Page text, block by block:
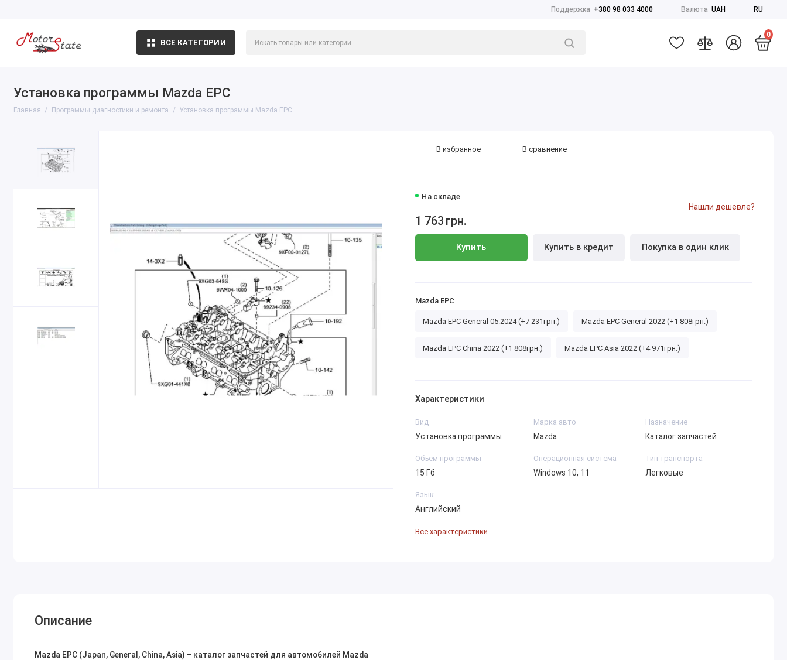
Поддержка +380 98 033 4000 Валюта UAH RU
ВСЕ КАТЕГОРИИ
0
Установка программы Mazda EPC
Главная Программы диагностики и ремонта Установка программы Mazda EPC
На складе
1 763 грн.
Купить Купить в кредит Покупка в один клик
Нашли дешевле?
В избранное В сравнение
Mazda EPC
Mazda EPC General 05.2024 (+7 231грн.) Mazda EPC General 2022 (+1 808грн.)
Mazda EPC China 2022 (+1 808грн.) Mazda EPC Asia 2022 (+4 971грн.)
Характеристики
Вид
Установка программы
Марка авто
Mazda
Назначение
Каталог запчастей
Объем программы
15 Гб
Операционная система
Windows 10, 11
Тип транспорта
Легковые
Язык
Английский
Все характеристики
Описание
Mazda EPC (Japan, General, China, Asia) – каталог запчастей для автомобилей Mazda